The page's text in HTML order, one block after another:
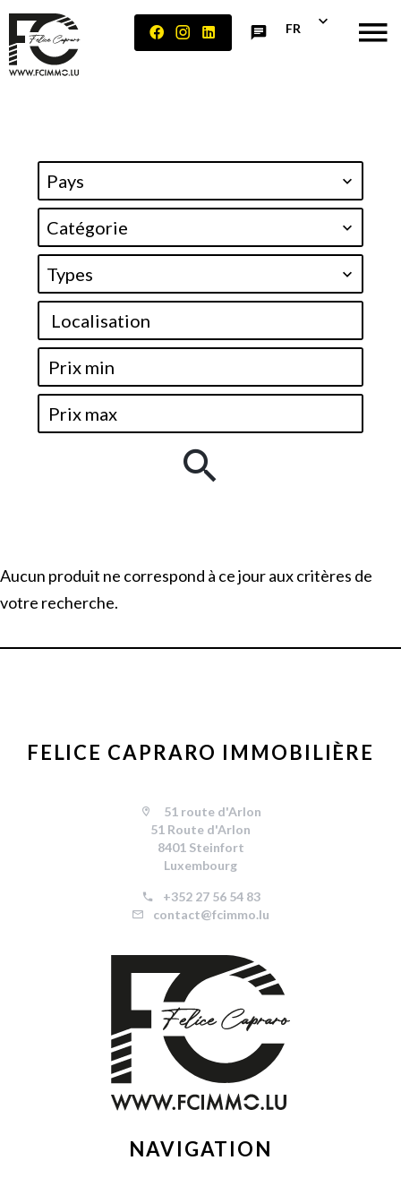
FR
Pays
Catégorie
Types
Localisation
Aucun produit ne correspond à ce jour aux critères de
votre recherche.
FELICE CAPRARO IMMOBILIÈRE
51 route d'Arlon
51 Route d'Arlon
8401 Steinfort
Luxembourg
+352 27 56 54 83
contact@fcimmo.lu
NAVIGATION